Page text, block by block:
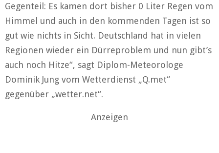
Gegenteil: Es kamen dort bisher 0 Liter Regen vom
Himmel und auch in den kommenden Tagen ist so
gut wie nichts in Sicht. Deutschland hat in vielen
Regionen wieder ein Dürreproblem und nun gibt’s
auch noch Hitze“, sagt Diplom-Meteorologe
Dominik Jung vom Wetterdienst „Q.met“
gegenüber „wetter.net“.
Anzeigen